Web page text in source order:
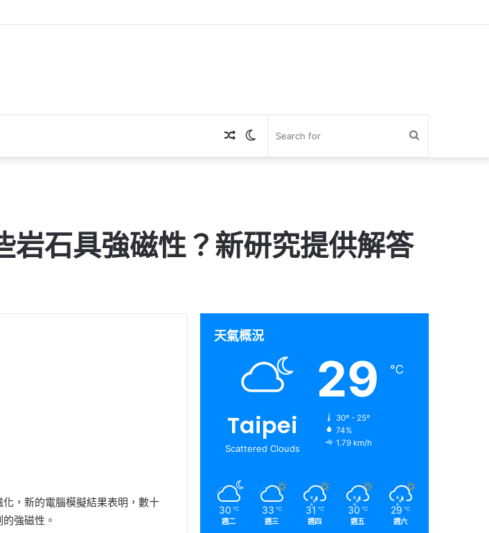
Switch
Random
石具強磁性？新研究提供解答
，新的電腦模擬結果表明，數十
強磁性。
天氣概況
Taipei
Scattered Clouds
29 ℃
30º - 25º
74%
1.79 km/h
30 ℃
週二
33 ℃
週三
31 ℃
週四
30 ℃
週五
29 ℃
週六